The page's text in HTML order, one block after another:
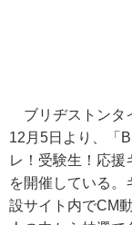
ブリヂストンタ
12月5日より、「
レ！受験生！応援
を開催している。
設サイト内でCM